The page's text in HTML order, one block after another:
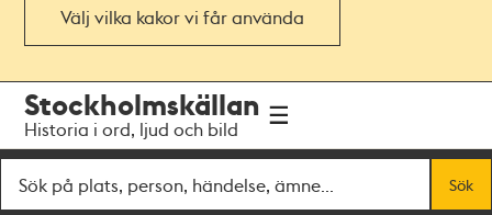
Välj vilka kakor vi får använda
navigationen
huvudinnehållet
Stockholmskällan
Historia i ord, ljud och bild
Sök